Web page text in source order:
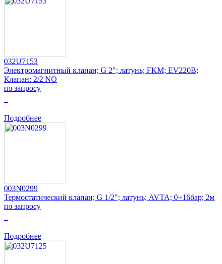
032U7153
Электромагнитный клапан; G 2"; латунь; FKM; EV220B;
Клапан: 2/2 NO
по запросу
Подробнее
003N0299
Термостатический клапан; G 1/2"; латунь; AVTA; 0÷16бар; 2м
по запросу
Подробнее